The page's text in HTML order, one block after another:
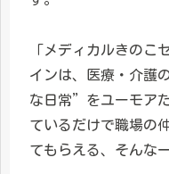
「メディカルきのこ
インは、医療・介護
な日常”をユーモア
ているだけで職場の
てもらえる、そんな